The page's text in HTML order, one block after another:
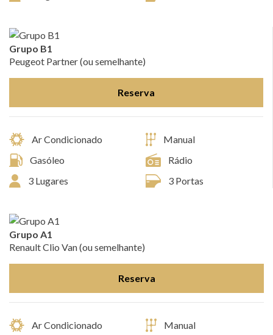
Grupo B1
Peugeot Partner (ou semelhante)
Reserva
Ar Condicionado
Manual
Gasóleo
Rádio
3 Lugares
3 Portas
Grupo A1
Renault Clio Van (ou semelhante)
Reserva
Ar Condicionado
Manual